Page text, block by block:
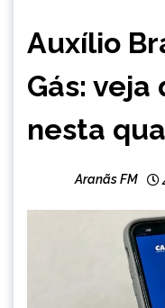
NOTÍCIAS
Auxílio
Gás:
nesta
Aranãs FM